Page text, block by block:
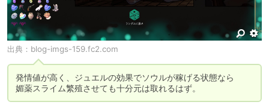
出典： blog-imgs-159.fc2.com
発情値が高く、ジュエルの効果でソウルが稼げる状態なら
媚薬スライム繁殖させても十分元は取れるはず。